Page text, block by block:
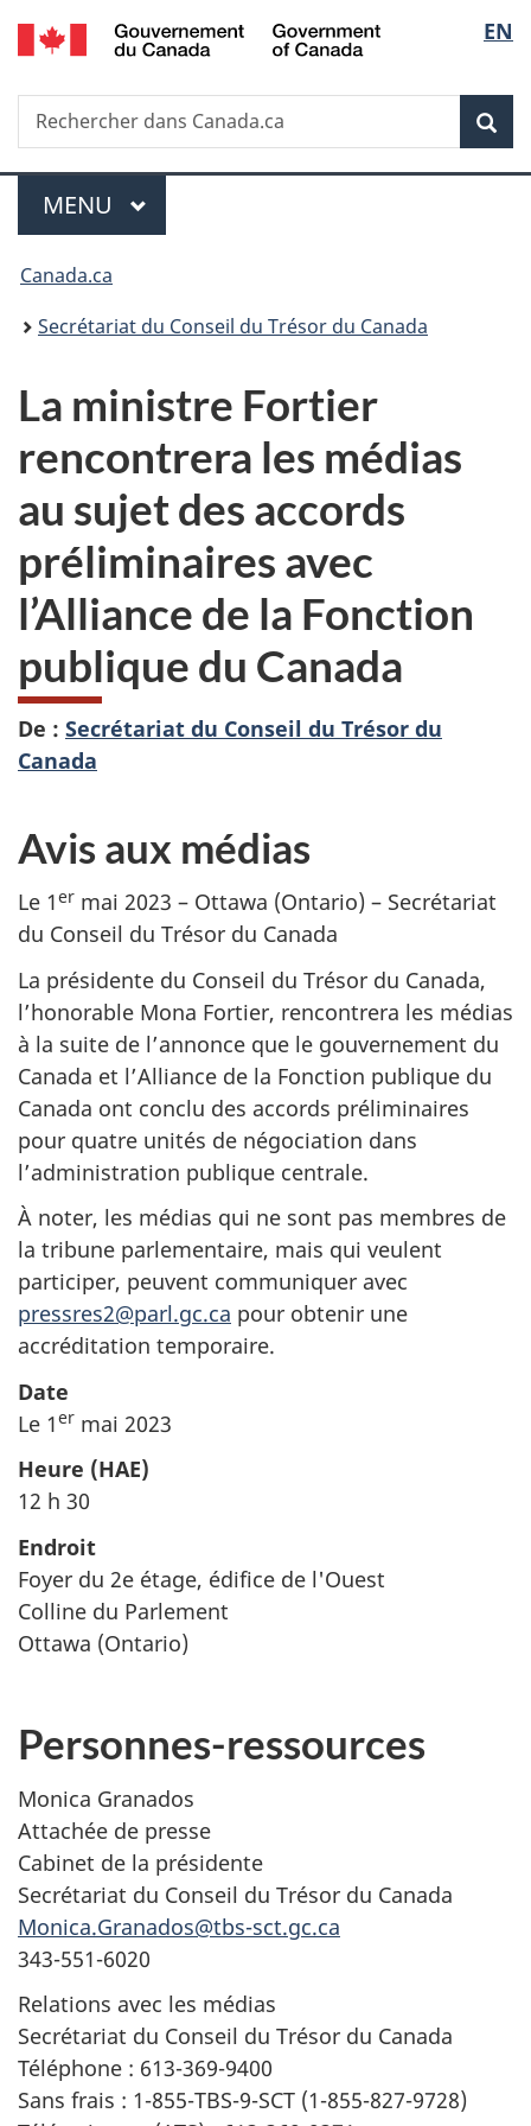
Passer
au
principal
Passer
à
Au
du
Passer
à
version
simplifiée
de
la
EN
Recherche
Rechercher
dans
Menu
MENU PRINCIPAL
Vous
êtes
Canada.ca
Secrétariat du Conseil du Trésor du Canada
La ministre Fortier
rencontrera les médias
au sujet des accords
préliminaires avec
l’Alliance de la Fonction
publique du Canada
De : Secrétariat du Conseil du Trésor du
Canada
Avis aux médias
Le 1er mai 2023 – Ottawa (Ontario) – Secrétariat
du Conseil du Trésor du Canada
La présidente du Conseil du Trésor du Canada,
l’honorable Mona Fortier, rencontrera les médias
à la suite de l’annonce que le gouvernement du
Canada et l’Alliance de la Fonction publique du
Canada ont conclu des accords préliminaires
pour quatre unités de négociation dans
l’administration publique centrale.
À noter, les médias qui ne sont pas membres de
la tribune parlementaire, mais qui veulent
participer, peuvent communiquer avec
pressres2@parl.gc.ca pour obtenir une
accréditation temporaire.
Date
Le 1er mai 2023
Heure (HAE)
12 h 30
Endroit
Foyer du 2e étage, édifice de l'Ouest
Colline du Parlement
Ottawa (Ontario)
Personnes-ressources
Monica Granados
Attachée de presse
Cabinet de la présidente
Secrétariat du Conseil du Trésor du Canada
Monica.Granados@tbs-sct.gc.ca
343-551-6020
Relations avec les médias
Secrétariat du Conseil du Trésor du Canada
Téléphone : 613-369-9400
Sans frais : 1-855-TBS-9-SCT (1-855-827-9728)